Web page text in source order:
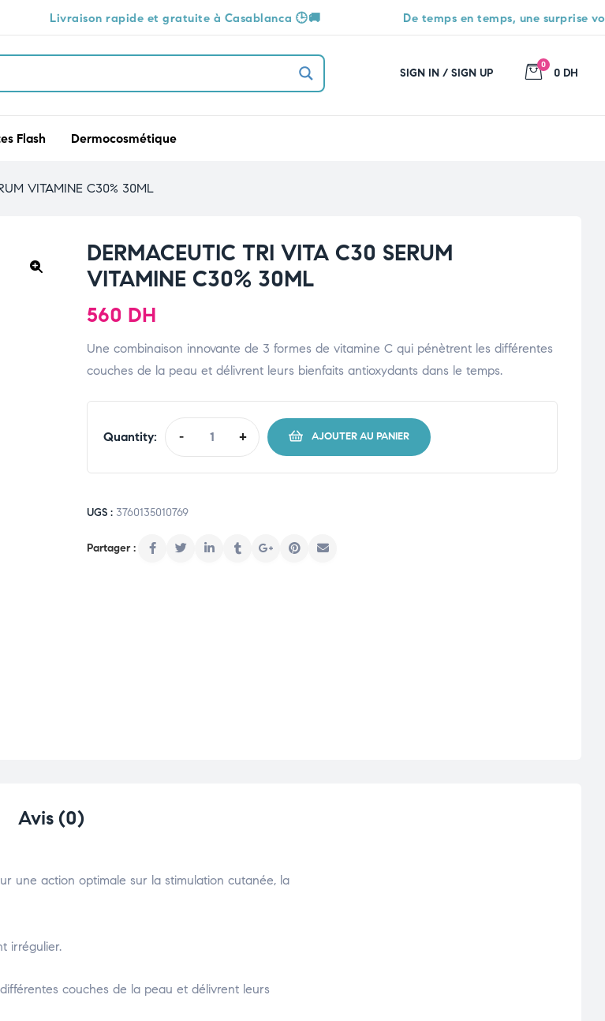
et gratuite à Casablanca 🕒🚚 De temps en temps, une surprise vous attend 🎁
SIGN IN / SIGN UP
0
0 DH
Flash Dermocosmétique
VITAMINE C30% 30ML
DERMACEUTIC TRI VITA C30 SERUM
VITAMINE C30% 30ML
560 DH
Une combinaison innovante de 3 formes de vitamine C qui pénètrent les différentes
couches de la peau et délivrent leurs bienfaits antioxydants dans le temps.
Quantity: - + AJOUTER AU PANIER
UGS : 3760135010769
Avis (0)
une action optimale sur la stimulation cutanée, la
irrégulier.
couches de la peau et délivrent leurs